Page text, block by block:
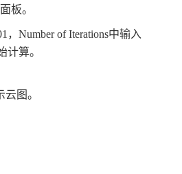
板。
，Number of Iterations中输入
计算。
云图。